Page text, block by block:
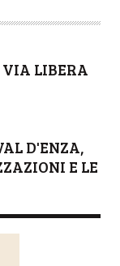
VIA LIBERA
D'ENZA,
E LE